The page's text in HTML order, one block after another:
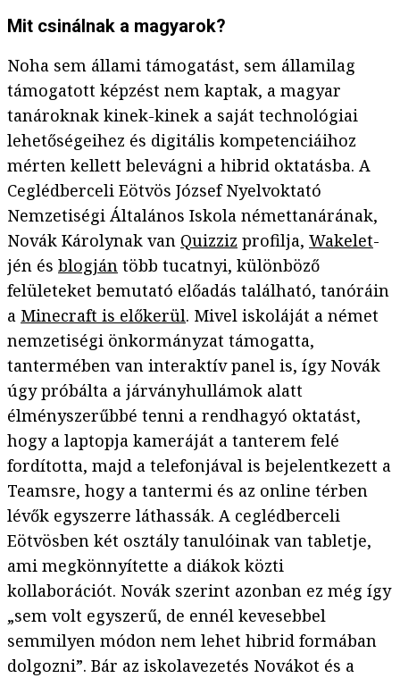
Mit csinálnak a magyarok?
Noha sem állami támogatást, sem államilag
támogatott képzést nem kaptak, a magyar
tanároknak kinek-kinek a saját technológiai
lehetőségeihez és digitális kompetenciáihoz
mérten kellett belevágni a hibrid oktatásba. A
Ceglédberceli Eötvös József Nyelvoktató
Nemzetiségi Általános Iskola némettanárának,
Novák Károlynak van Quizziz profilja, Wakelet-
jén és blogján több tucatnyi, különböző
felületeket bemutató előadás található, tanóráin
a Minecraft is előkerül. Mivel iskoláját a német
nemzetiségi önkormányzat támogatta,
tantermében van interaktív panel is, így Novák
úgy próbálta a járványhullámok alatt
élményszerűbbé tenni a rendhagyó oktatást,
hogy a laptopja kameráját a tanterem felé
fordította, majd a telefonjával is bejelentkezett a
Teamsre, hogy a tantermi és az online térben
lévők egyszerre láthassák. A ceglédberceli
Eötvösben két osztály tanulóinak van tabletje,
ami megkönnyítette a diákok közti
kollaborációt. Novák szerint azonban ez még így
„sem volt egyszerű, de ennél kevesebbel
semmilyen módon nem lehet hibrid formában
dolgozni”. Bár az iskolavezetés Novákot és a